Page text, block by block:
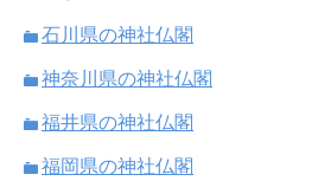
石川県の神社仏閣
神奈川県の神社仏閣
福井県の神社仏閣
福岡県の神社仏閣